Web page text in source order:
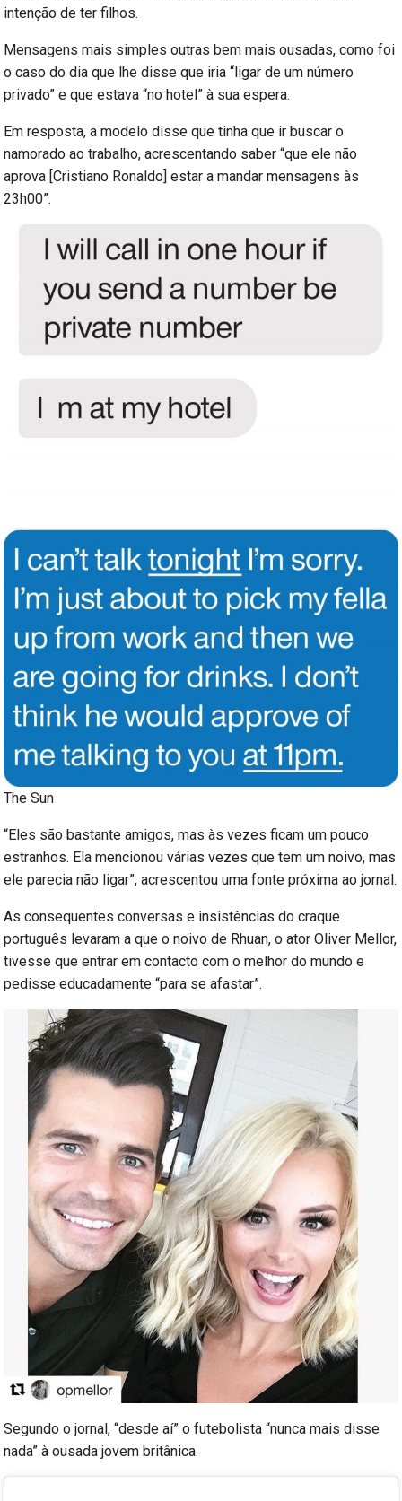
intenção de ter filhos.
Mensagens mais simples outras bem mais ousadas, como foi
o caso do dia que lhe disse que iria “ligar de um número
privado” e que estava “no hotel” à sua espera.
Em resposta, a modelo disse que tinha que ir buscar o
namorado ao trabalho, acrescentando saber “que ele não
aprova [Cristiano Ronaldo] estar a mandar mensagens às
23h00”.
The Sun
“Eles são bastante amigos, mas às vezes ficam um pouco
estranhos. Ela mencionou várias vezes que tem um noivo, mas
ele parecia não ligar”, acrescentou uma fonte próxima ao jornal.
As consequentes conversas e insistências do craque
português levaram a que o noivo de Rhuan, o ator Oliver Mellor,
tivesse que entrar em contacto com o melhor do mundo e
pedisse educadamente “para se afastar”.
Segundo o jornal, “desde aí” o futebolista “nunca mais disse
nada” à ousada jovem britânica.